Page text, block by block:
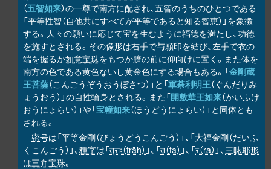
（五智如来）の一尊で南方に配され、五智のうちのひとつである
「平等性智（自他共にすべてが平等であると知る智恵）」を象徴
する。人々の願いに応じて宝を生むように福徳を満たし、功徳
を施すとされる。その像形は右手で与願印を結び、左手で衣の
端を握るか如意宝珠をもつか臍の前に仰向けに置く。また体を
南方の色である黄色ないし黄金色にする場合もある。「金剛蔵
王菩薩（こんごうぞうおうぼさつ）」と「軍荼利明王（ぐんだりみ
ょうおう）」の自性輪身とされる。また「開敷華王如来（かいふけ
おうにょらい）」や「宝幢如来（ほうどうにょらい）」と同体とも
される。
密号は「平等金剛（びょうどうこんごう）」、「大福金剛（だいふ
くこんごう）」、種字は「त्राः（trāḥ） 」、「त（ta） 」、「र（ra） 」、三昧耶形
は三弁宝珠。